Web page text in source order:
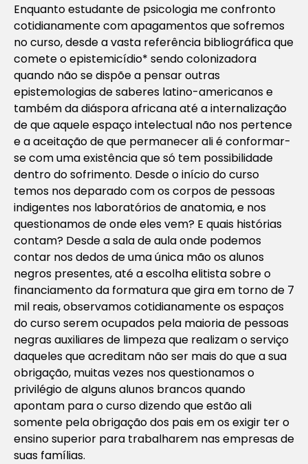
Enquanto estudante de psicologia me confronto
cotidianamente com apagamentos que sofremos
no curso, desde a vasta referência bibliográfica que
comete o epistemicídio* sendo colonizadora
quando não se dispõe a pensar outras
epistemologias de saberes latino-americanos e
também da diáspora africana até a internalização
de que aquele espaço intelectual não nos pertence
e a aceitação de que permanecer ali é conformar-
se com uma existência que só tem possibilidade
dentro do sofrimento. Desde o início do curso
temos nos deparado com os corpos de pessoas
indigentes nos laboratórios de anatomia, e nos
questionamos de onde eles vem? E quais histórias
contam? Desde a sala de aula onde podemos
contar nos dedos de uma única mão os alunos
negros presentes, até a escolha elitista sobre o
financiamento da formatura que gira em torno de 7
mil reais, observamos cotidianamente os espaços
do curso serem ocupados pela maioria de pessoas
negras auxiliares de limpeza que realizam o serviço
daqueles que acreditam não ser mais do que a sua
obrigação, muitas vezes nos questionamos o
privilégio de alguns alunos brancos quando
apontam para o curso dizendo que estão ali
somente pela obrigação dos pais em os exigir ter o
ensino superior para trabalharem nas empresas de
suas famílias.